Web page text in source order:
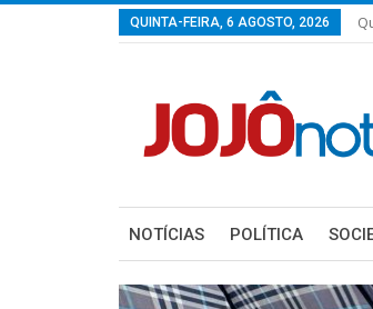
QUINTA-FEIRA, 6 AGOSTO, 2026
NOTÍCIAS POLÍTICA